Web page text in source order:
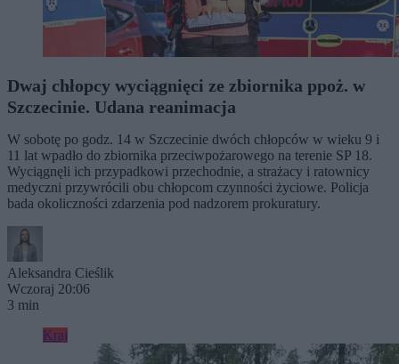
Dwaj chłopcy wyciągnięci ze zbiornika ppoż. w
Szczecinie. Udana reanimacja
W sobotę po godz. 14 w Szczecinie dwóch chłopców w wieku 9 i
11 lat wpadło do zbiornika przeciwpożarowego na terenie SP 18.
Wyciągnęli ich przypadkowi przechodnie, a strażacy i ratownicy
medyczni przywrócili obu chłopcom czynności życiowe. Policja
bada okoliczności zdarzenia pod nadzorem prokuratury.
Aleksandra Cieślik
Wczoraj 20:06
3 min
Kraj